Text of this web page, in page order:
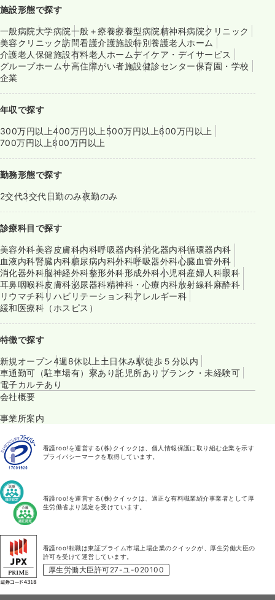
施設形態で探す
一般病院大学病院一般＋療養療養型病院精神科病院クリニック
美容クリニック訪問看護介護施設特別養護老人ホーム
介護老人保健施設有料老人ホームデイケア・デイサービス
グループホームサ高住障がい者施設健診センター保育園・学校
企業
年収で探す
300万円以上400万円以上 500万円以上600万円以上
700万円以上800万円以上
勤務形態で探す
2交代3交代日勤のみ夜勤のみ
診療科目で探す
美容外科美容皮膚科内科呼吸器内科消化器内科循環器内科
血液内科腎臓内科糖尿病内科外科呼吸器外科心臓血管外科
消化器外科脳神経外科整形外科形成外科小児科産婦人科眼科
耳鼻咽喉科皮膚科泌尿器科精神科・心療内科放射線科麻酔科
リウマチ科リハビリテーション科アレルギー科
緩和医療科（ホスピス）
特徴で探す
新規オープン4週8休以上 土日休み駅徒歩５分以内
車通勤可（駐車場有） 寮あり託児所あり ブランク・未経験可
電子カルテあり
会社概要
事業所案内
看護roo!を運営する(株)クイックは、個人情報保護に取り組む企業を示す
プライバシーマークを取得しています。
看護roo!を運営する(株)クイックは、適正な有料職業紹介事業者として厚
生労働省より認定を受けています。
看護roo!転職は東証プライム市場上場企業のクイックが、厚生労働大臣の
許可を受けて運営しています。
厚生労働大臣許可27-ユ-020100